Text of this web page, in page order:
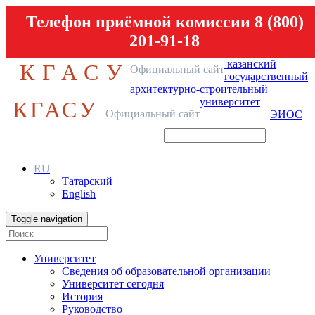
Телефон приёмной комиссии 8 (800)
201-91-18
КГАСУ Официальный сайт казанский
государственный
архитектурно-строительный
университет
КГАСУ Официальный сайт ЭИОС
RU
Татарский
English
Toggle navigation
Университет
Сведения об образовательной организации
Университет сегодня
История
Руководство